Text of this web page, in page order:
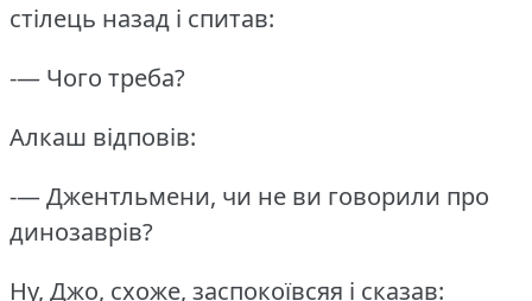
стілець назад і спитав:
-— Чого треба?
Алкаш відповів:
-— Джентльмени, чи не ви говорили про
динозаврів?
Ну, Джо, схоже, заспокоївсяя і сказав: